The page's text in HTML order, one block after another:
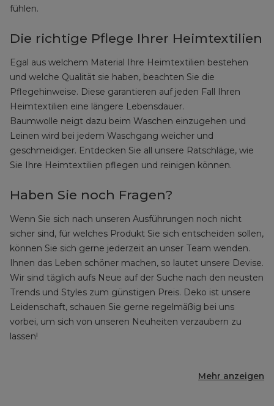
fühlen.
Die richtige Pflege Ihrer Heimtextilien
Egal aus welchem Material Ihre Heimtextilien bestehen
und welche Qualität sie haben, beachten Sie die
Pflegehinweise. Diese garantieren auf jeden Fall Ihren
Heimtextilien eine längere Lebensdauer.
Baumwolle neigt dazu beim Waschen einzugehen und
Leinen wird bei jedem Waschgang weicher und
geschmeidiger. Entdecken Sie all unsere Ratschläge, wie
Sie Ihre Heimtextilien pflegen und reinigen können.
Haben Sie noch Fragen?
Wenn Sie sich nach unseren Ausführungen noch nicht
sicher sind, für welches Produkt Sie sich entscheiden sollen,
können Sie sich gerne jederzeit an unser Team wenden.
Ihnen das Leben schöner machen, so lautet unsere Devise.
Wir sind täglich aufs Neue auf der Suche nach den neusten
Trends und Styles zum günstigen Preis. Deko ist unsere
Leidenschaft, schauen Sie gerne regelmäßig bei uns
vorbei, um sich von unseren Neuheiten verzaubern zu
lassen!
Mehr anzeigen